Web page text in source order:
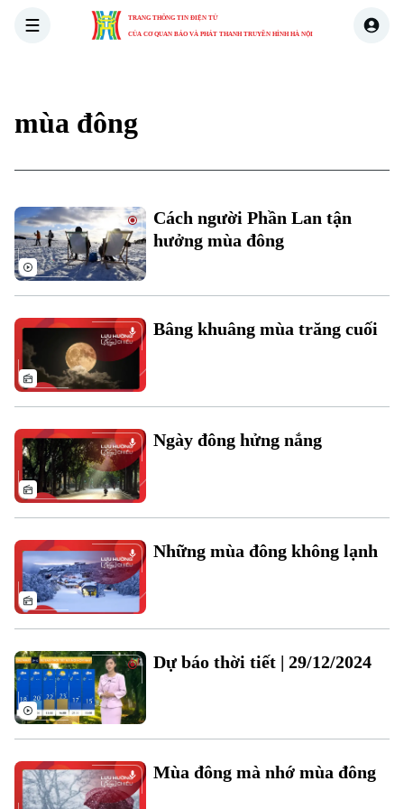
TRANG THÔNG TIN ĐIỆN TỬ
CỦA CƠ QUAN BÁO VÀ PHÁT THANH TRUYỀN HÌNH HÀ NỘI
Xu hướng
Chuyên mục
mùa đông
Cách người Phần Lan tận
hưởng mùa đông
Bâng khuâng mùa trăng cuối
Ngày đông hửng nắng
Những mùa đông không lạnh
Dự báo thời tiết | 29/12/2024
Mùa đông mà nhớ mùa đông